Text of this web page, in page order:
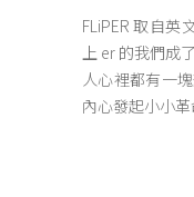
FLiPER 取自英
上 er 的我們成
人心裡都有一
內心發起小小革